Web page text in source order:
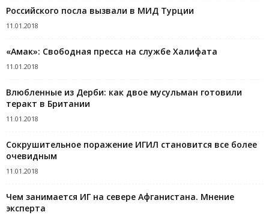
Российского посла вызвали в МИД Турции
11.01.2018
«Амак»: Свободная пресса на службе Халифата
11.01.2018
Влюбленные из Дерби: как двое мусульман готовили
теракт в Британии
11.01.2018
Сокрушительное поражение ИГИЛ становится все более
очевидным
11.01.2018
Чем занимается ИГ на севере Афганистана. Мнение
эксперта